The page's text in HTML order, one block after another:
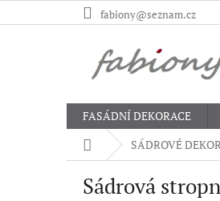
na
fabiony@seznam.cz
FASÁDNÍ DEKORACE
Domů SÁDROVÉ
Sádrová